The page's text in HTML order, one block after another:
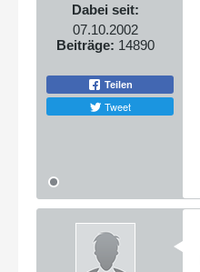
Dabei seit:
07.10.2002
Beiträge: 14890
Teilen
Tweet